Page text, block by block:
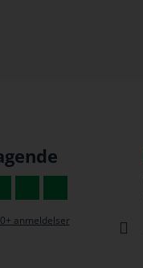
anmeldelser
...
... hurtigt og nemt